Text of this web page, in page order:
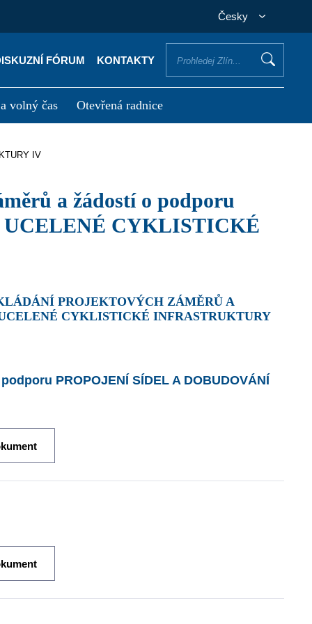
Česky
FÓRUM KONTAKTY
volný čas Otevřená radnice
IV
UCELENÉ CYKLISTICKÉ
CYKLISTICKÉ INFRASTRUKTURY
PROPOJENÍ SÍDEL A DOBUDOVÁNÍ